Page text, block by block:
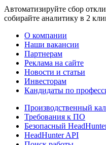
Автоматизируйте сбор
собирайте аналитику в 2
О компании
Наши вакансии
Партнерам
Реклама на сайте
Новости и статьи
Инвесторам
Кандидаты по
Производственный
Требования к ПО
Безопасный
HeadHunter API